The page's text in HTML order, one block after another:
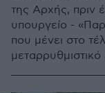
της Αρχής, πριν
υπουργείο -
που μένει στο